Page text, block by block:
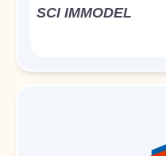
SCI IMMODEL